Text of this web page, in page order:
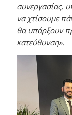
συνεργασίας,
να χτίσουμε
θα υπάρξουν
κατεύθυνση».